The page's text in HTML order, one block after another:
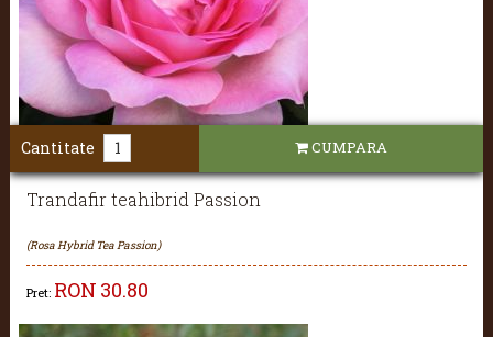
Trandafir teahibrid Passion
(Rosa Hybrid Tea Passion)
Pret: RON 30.80
Cantitate CUMPARA